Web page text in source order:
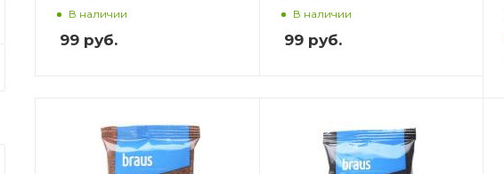
В наличии
99 руб.
В наличии
99руб.